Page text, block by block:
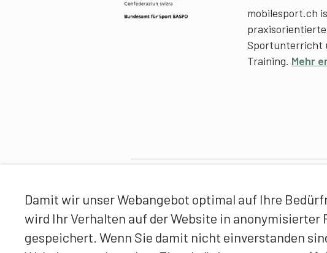
Damit wir unser Webangebot optimal auf Ihre
wird Ihr Verhalten auf der Website in
gespeichert. Wenn Sie damit nicht einverstanden
mobilesport.ch
Sportunterricht
Training. Mehr